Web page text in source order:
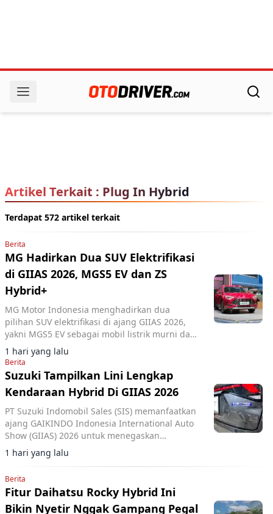
Artikel Terkait : Plug In Hybrid
Terdapat 572 artikel terkait
Berita
MG Hadirkan Dua SUV Elektrifikasi
di GIIAS 2026, MGS5 EV dan ZS
Hybrid+
MG Motor Indonesia menghadirkan dua
pilihan SUV elektrifikasi di ajang GIIAS 2026,
yakni MGS5 EV sebagai mobil listrik murni dan
MG ZS Hybrid+ yang mengusung teknologi full
hybrid.
1 hari yang lalu
Berita
Suzuki Tampilkan Lini Lengkap
Kendaraan Hybrid Di GIIAS 2026
PT Suzuki Indomobil Sales (SIS) memanfaatkan
ajang GAIKINDO Indonesia International Auto
Show (GIIAS) 2026 untuk menegaskan
komitmennya terhadap elektrifikasi.
1 hari yang lalu
Berita
Fitur Daihatsu Rocky Hybrid Ini
Bikin Nyetir Nggak Gampang Pegal